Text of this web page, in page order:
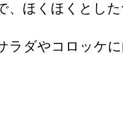
ほくほくとした
ダやコロッケに